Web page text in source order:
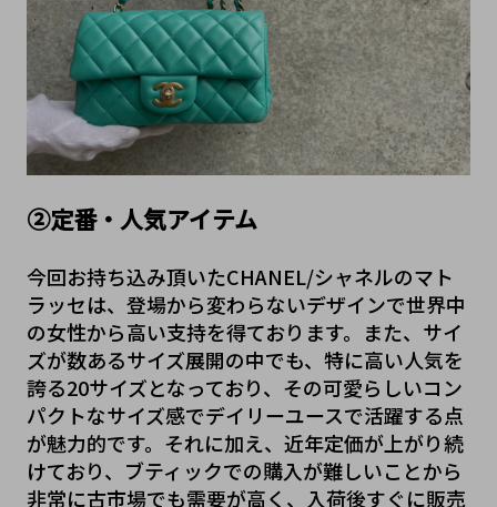
②定番・人気アイテム
今回お持ち込み頂いたCHANEL/シャネルのマト
ラッセは、登場から変わらないデザインで世界中
の女性から高い支持を得ております。また、サイ
ズが数あるサイズ展開の中でも、特に高い人気を
誇る20サイズとなっており、その可愛らしいコン
パクトなサイズ感でデイリーユースで活躍する点
が魅力的です。それに加え、近年定価が上がり続
けており、ブティックでの購入が難しいことから
非常に古市場でも需要が高く、入荷後すぐに販売